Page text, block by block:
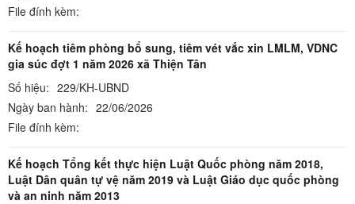
File đính kèm:
Kế hoạch tiêm phòng bổ sung, tiêm vét vắc xin LMLM, VDNC
gia súc đợt 1 năm 2026 xã Thiện Tân
Số hiệu: 229/KH-UBND
Ngày ban hành: 22/06/2026
File đính kèm:
Kế hoạch Tổng kết thực hiện Luật Quốc phòng năm 2018,
Luật Dân quân tự vệ năm 2019 và Luật Giáo dục quốc phòng
và an ninh năm 2013